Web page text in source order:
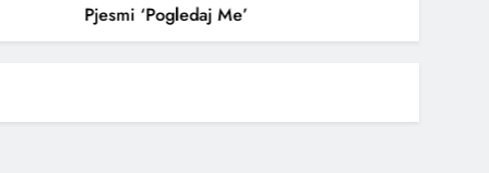
Pjesmi ‘Pogledaj Me’